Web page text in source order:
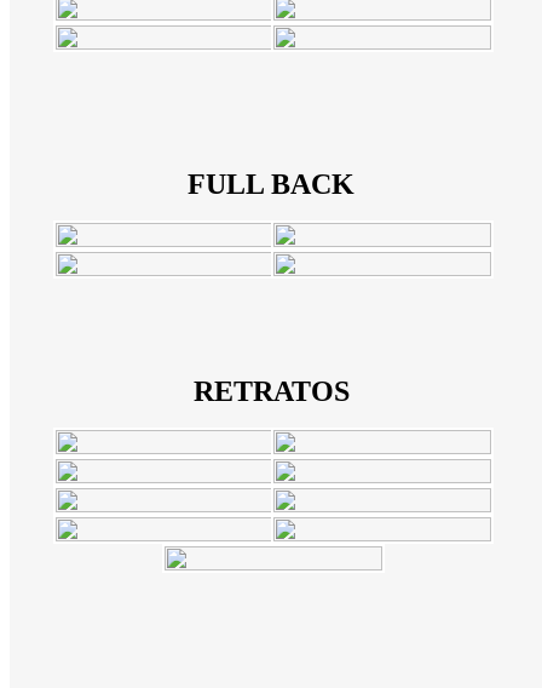
FULL BACK
RETRATOS